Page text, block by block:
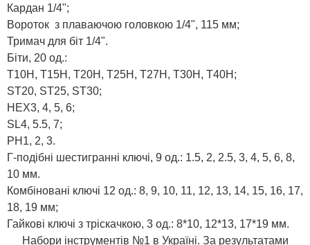
Кардан 1/4";
Вороток з плаваючою головкою 1/4", 115 мм;
Тримач для біт 1/4".
Біти, 20 од.:
T10H, T15H, T20H, T25H, T27H, T30H, T40H;
ST20, ST25, ST30;
HEX3, 4, 5, 6;
SL4, 5.5, 7;
PH1, 2, 3.
Г-подібні шестигранні ключі, 9 од.: 1.5, 2, 2.5, 3, 4, 5, 6, 8,
10 мм.
Комбіновані ключі 12 од.: 8, 9, 10, 11, 12, 13, 14, 15, 16, 17,
18, 19 мм;
Гайкові ключі з тріскачкою, 3 од.: 8*10, 12*13, 17*19 мм.
Набори інструментів №1 в Україні. За результатами